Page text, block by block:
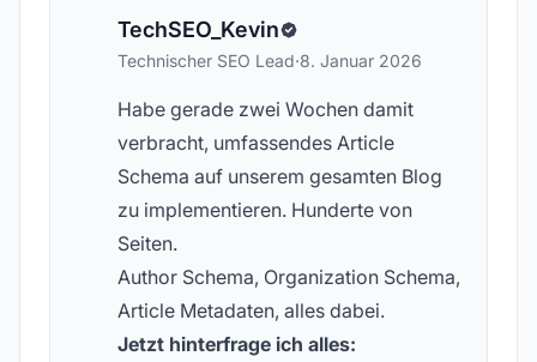
TechSEO_Kevin
Technischer SEO Lead·8. Januar 2026
Habe gerade zwei Wochen damit
verbracht, umfassendes Article
Schema auf unserem gesamten Blog
zu implementieren. Hunderte von
Seiten.
Author Schema, Organization Schema,
Article Metadaten, alles dabei.
Jetzt hinterfrage ich alles: